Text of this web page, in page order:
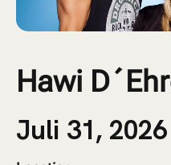
Hawi
Juli 31, 2026